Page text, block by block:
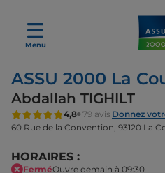
Menu
ASSU 2000 La
Abdallah TIGHILT
4,8 79 avis Donnez
60 Rue de la Convention, 93120 La
HORAIRES :
FerméOuvre demain à 09:30